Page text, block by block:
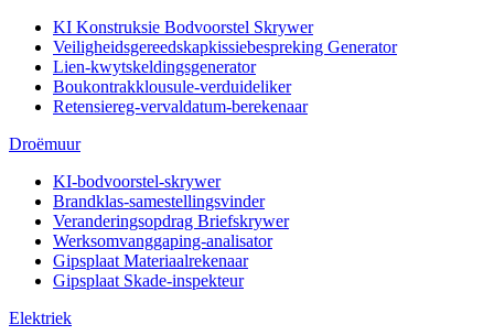
KI Konstruksie Bodvoorstel Skrywer
Veiligheidsgereedskapkissiebespreking Generator
Lien-kwytskeldingsgenerator
Boukontrakklousule-verduideliker
Retensiereg-vervaldatum-berekenaar
Droëmuur
KI-bodvoorstel-skrywer
Brandklas-samestellingsvinder
Veranderingsopdrag Briefskrywer
Werksomvanggaping-analisator
Gipsplaat Materiaalrekenaar
Gipsplaat Skade-inspekteur
Elektriek